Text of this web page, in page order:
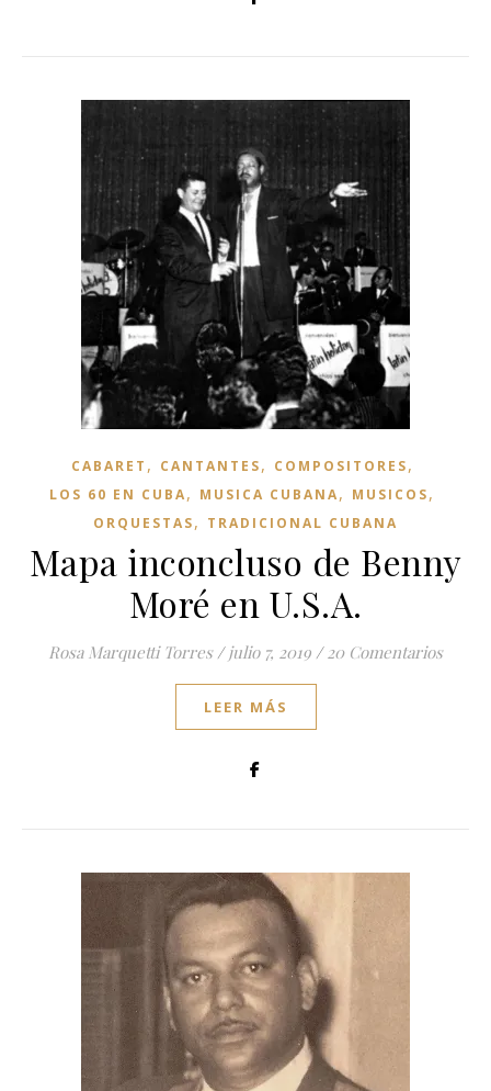
CABARET , CANTANTES, COMPOSITORES,
LOS 60 EN CUBA, MUSICA CUBANA, MUSICOS,
ORQUESTAS, TRADICIONAL CUBANA
Mapa inconcluso de Benny
Moré en U.S.A.
Rosa Marquetti Torres / julio 7, 2019 / 20 Comentarios
LEER MÁS